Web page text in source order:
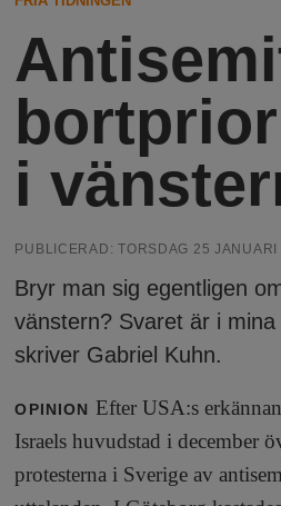
N
u
i
PUBLICERAD:TORSDAG 25
Bryr man sig egentligen
vänstern? Svaret är i
skriver Gabriel Kuhn.
OPINION Efter USA:s
Israels huvudstad i december
protesterna i Sverige av